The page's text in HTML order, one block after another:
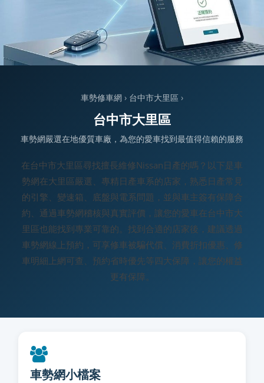
車勢修車網 › 台中市大里區 ›
台中市大里區
車勢網嚴選在地優質車廠，為您的愛車找到最值得信賴的服務
在台中市大里區尋找擅長維修Nissan日產的嗎？以下是車
勢網在大里區嚴選、專精日產車系的店家，熟悉日產常見
的引擎、變速箱、底盤與電系問題，並與車主簽有保障合
約、通過車勢網稽核與真實評價，讓您的愛車在台中市大
里區也能找到專業可靠的。找到合適的店家後，建議透過
車勢網線上預約，可享修車被騙代償、消費折扣優惠、修
車明細上網可查、預約省時優先等四大保障，讓您的權益
更有保障。
車勢網小檔案